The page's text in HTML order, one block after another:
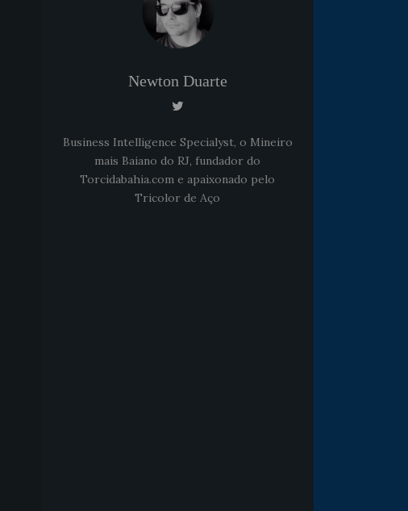
Newton Duarte
Business Intelligence Specialyst, o Mineiro
mais Baiano do RJ, fundador do
Torcidabahia.com e apaixonado pelo
Tricolor de Aço